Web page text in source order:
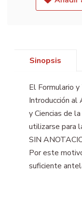
Sinopsis
El Formulario
Introducción al
y Ciencias de
utilizarse para
SIN
Por este
suficiente